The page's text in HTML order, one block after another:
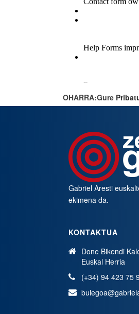
OHARRA:Gure
Gabriel Aresti
ekimena da.
KONTAKTUA
Done Bikendi
Euskal Herria
(+34) 94 423 75